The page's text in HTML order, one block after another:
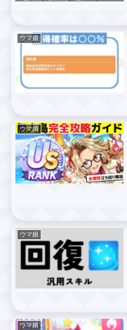
ウマ娘
ウマ娘
ウマ娘
ウマ娘